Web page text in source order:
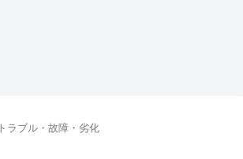
トラブル・故障・劣化